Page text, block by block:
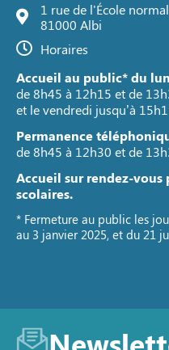
1 rue de l'École
81000 Albi
Horaires
Accueil au public* du
de 8h45 à 12h15 et de
et le vendredi jusqu’à
Permanence
de 8h45 à 12h30 et de
Accueil sur rendez-vous
scolaires.
* Fermeture au public les
au 3 janvier 2025, et du 21